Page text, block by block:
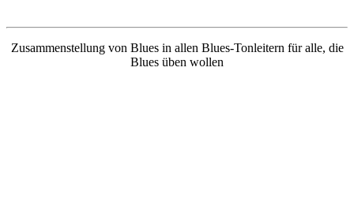
Zusammenstellung von Blues in allen Blues-Tonleitern für alle, die
Blues üben wollen